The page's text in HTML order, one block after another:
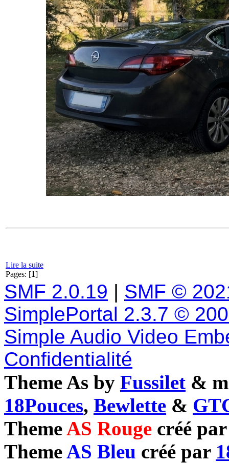
Lire la suite
Pages: [1]
SMF 2.0.19 | SMF ©
SimplePortal 2.3.7 ©
Simple Audio Video
Confidentialité
Theme As by Fussilet &
18Pouces, Bewlette &
Theme AS Rouge créé
Theme AS Bleu créé par